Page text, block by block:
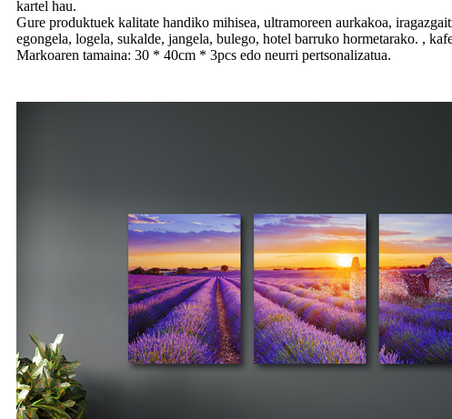
kartel hau.
Gure produktuek kalitate handiko mihisea, ultramoreen aurkakoa,
egongela, logela, sukalde, jangela, bulego, hotel barruko hormetarako. ,
Markoaren tamaina: 30 * 40cm * 3pcs edo neurri pertsonalizatua.